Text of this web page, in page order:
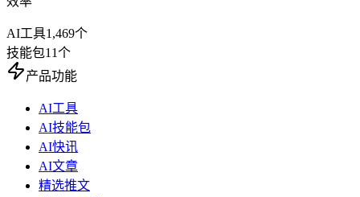
AI工具1,469个
技能包11个
产品功能
AI工具
AI技能包
AI快讯
AI文章
精选推文